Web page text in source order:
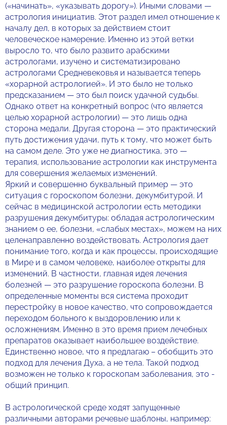
(«начинать», «указывать дорогу»). Иными словами —
астрология инициатив. Этот раздел имел отношение к
началу дел, в которых за действием стоит
человеческое намерение. Именно из этой ветки
выросло то, что было развито арабскими
астрологами, изучено и систематизировано
астрологами Средневековья и называется теперь
«хорарной астрологией». И это было не только
предсказанием — это был поиск удачной судьбы.
Однако ответ на конкретный вопрос (что является
целью хорарной астрологии) — это лишь одна
сторона медали. Другая сторона — это практический
путь достижения удачи, путь к тому, что может быть
на самом деле. Это уже не диагностика, это —
терапия, использование астрологии как инструмента
для совершения желаемых изменений.
Яркий и совершенно буквальный пример — это
ситуация с гороскопом болезни, декумбитурой. И
сейчас в медицинской астрологии есть методики
разрушения декумбитуры: обладая астрологическим
знанием о ее, болезни, «слабых местах», можем на них
целенаправленно воздействовать. Астрология дает
понимание того, когда и как процессы, происходящие
в Мире и в самом человеке, наиболее открыты для
изменений. В частности, главная идея лечения
болезней — это разрушение гороскопа болезни. В
определенные моменты вся система проходит
перестройку в новое качество, что сопровождается
переходом больного к выздоровлению или к
осложнениям. Именно в это время прием лечебных
препаратов оказывает наибольшее воздействие.
Единственно новое, что я предлагаю – обобщить это
подход для лечения Духа, а не тела. Такой подход
возможен не только к гороскопам заболевания, это -
общий принцип.
В астрологической среде ходят запущенные
различными авторами речевые шаблоны, например: